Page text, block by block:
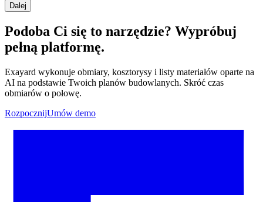
Dalej
Podoba Ci się to narzędzie? Wypróbuj
pełną platformę.
Exayard wykonuje obmiary, kosztorysy i listy materiałów oparte na
AI na podstawie Twoich planów budowlanych. Skróć czas
obmiarów o połowę.
RozpocznijUmów demo